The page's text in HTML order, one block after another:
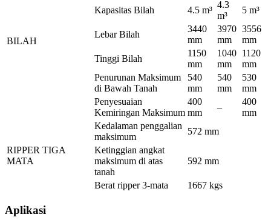
BILAH
Kapasitas Bilah
4.5 m³
4.3
m³
5 m³
Lebar Bilah
3440
mm
3970
mm
3556
mm
Tinggi Bilah
1150
mm
1040
mm
1120
mm
Penurunan Maksimum
di Bawah Tanah
540
mm
540
mm
530
mm
Penyesuaian
Kemiringan Maksimum
400
mm
–
400
mm
RIPPER TIGA
MATA
Kedalaman penggalian
maksimum
572 mm
Ketinggian angkat
maksimum di atas
tanah
592 mm
Berat ripper 3-mata 1667 kgs
Aplikasi